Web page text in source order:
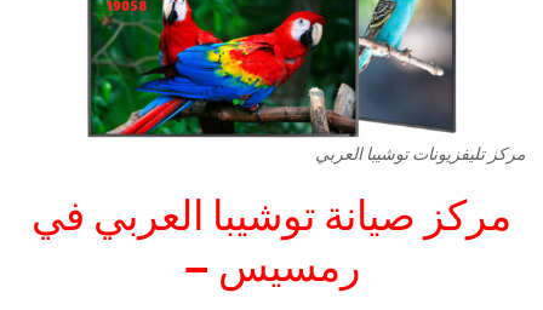
مركز تليفزيونات توشيبا العربي
مركز صيانة توشيبا العربي في
رمسيس –